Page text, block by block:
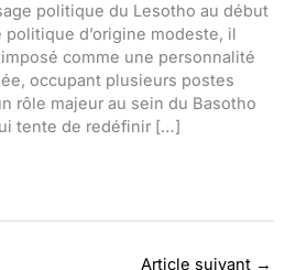
politique du Lesotho au début
politique d’origine modeste, il
comme une personnalité
occupant plusieurs postes
rôle majeur au sein du Basotho
tente de redéfinir […]
Article suivant →